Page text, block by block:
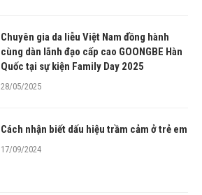
Chuyên gia da liễu Việt Nam đồng hành
cùng dàn lãnh đạo cấp cao GOONGBE Hàn
Quốc tại sự kiện Family Day 2025
28/05/2025
Cách nhận biết dấu hiệu trầm cảm ở trẻ em
17/09/2024